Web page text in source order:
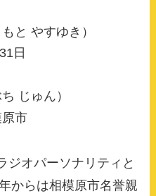
と やすゆき）
日
じゅん）
市
ジオパーソナリティと
からは相模原市名誉親